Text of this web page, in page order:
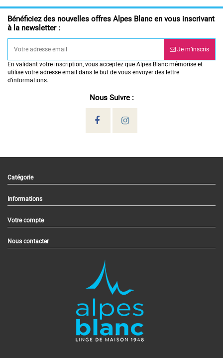
Bénéficiez des nouvelles offres Alpes Blanc en vous inscrivant
à la newsletter :
Je m’inscris
En validant votre inscription, vous acceptez que Alpes Blanc mémorise et
utilise votre adresse email dans le but de vous envoyer des lettre
d’informations.
Nous Suivre :
Catégorie
Informations
Votre compte
Nous contacter